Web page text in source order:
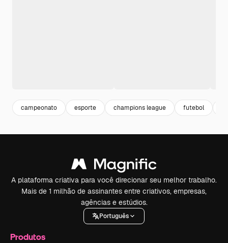
campeonato esporte champions league futebol
A plataforma criativa para você direcionar seu melhor trabalho.
Mais de 1 milhão de assinantes entre criativos, empresas,
agências e estúdios.
Português
Produtos